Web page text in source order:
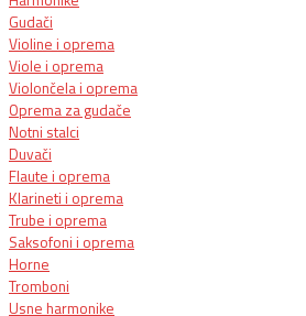
Gudači
Violine i oprema
Viole i oprema
Violončela i oprema
Oprema za gudače
Notni stalci
Duvači
Flaute i oprema
Klarineti i oprema
Trube i oprema
Saksofoni i oprema
Horne
Tromboni
Usne harmonike